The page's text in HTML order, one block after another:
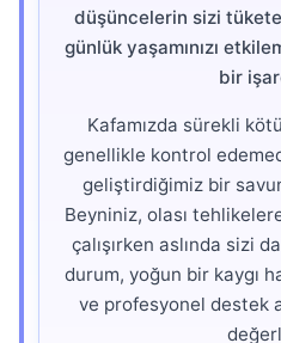
düşüncelerin sizi
günlük yaşamınızı
bir
Kafamızda sürekli
genellikle kontrol
geliştirdiğimiz bir
Beyniniz, olası
çalışırken aslında sizi
durum, yoğun bir kaygı
ve profesyonel destek